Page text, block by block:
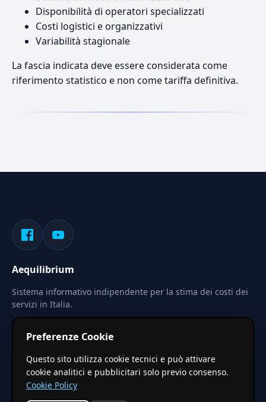
Disponibilità di operatori specializzati
Costi logistici e organizzativi
Variabilità stagionale
La fascia indicata deve essere considerata come
riferimento statistico e non come tariffa definitiva.
Aequilibrium
Sistema informativo indipendente per la stima dei costi dei
servizi in Italia.
Le stime pubblicate sono calcolate tramite coefficienti
territoriali regionali applicati a valori base nazionali. Non
costituiscono preventivo ufficiale.
Preferenze Cookie
Questo sito utilizza cookie tecnici e può attivare
cookie analitici e pubblicitari solo previo consenso.
Cookie Policy